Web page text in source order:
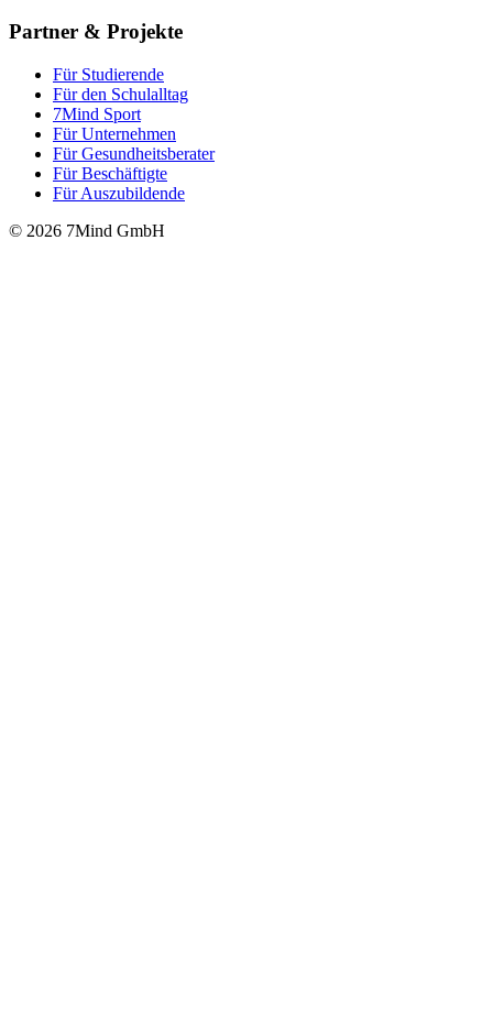
Partner & Projekte
Für Stu­die­rende
Für den Schulalltag
7Mind Sport
Für Unter­neh­men
Für Gesund­heits­be­ra­ter
Für Beschäftigte
Für Auszubildende
© 2026 7Mind GmbH